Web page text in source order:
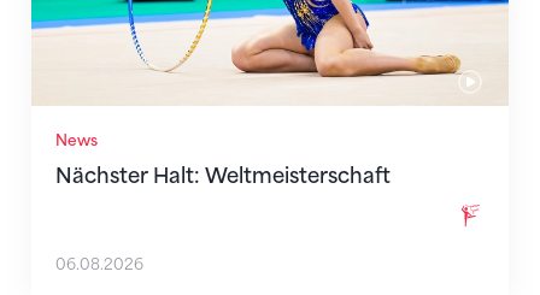
News
Nächster Halt: Weltmeisterschaft
06.08.2026